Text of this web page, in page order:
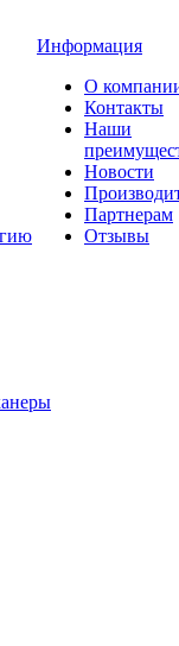
Информация
О
Контакты
Наши
Новости
Партнерам
Отзывы